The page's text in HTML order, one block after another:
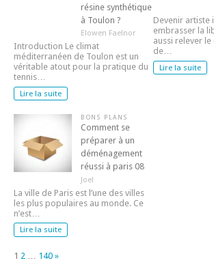
résine synthétique
à Toulon ?
Elowen Faelnor
Introduction Le climat
méditerranéen de Toulon est un
véritable atout pour la pratique du
tennis…
Lire la suite
Devenir artiste
embrasser la
aussi relever
de…
Lire la suite
BONS PLANS
Comment se
préparer à un
déménagement
réussi à paris 08
Joel
La ville de Paris est l’une des villes
les plus populaires au monde. Ce
n’est…
Lire la suite
Page:
1 2 140 Next
»